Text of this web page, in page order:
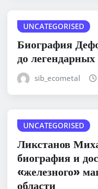
UNCATEGORISED
Биография
до
sib_ecometal
UNCATEGORISED
Ликстанов
биография и
«железного»
области